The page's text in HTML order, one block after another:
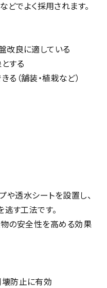
どでよく採用されます。
改良に適している
する
（舗装・植栽など）
透水シートを設置し、
す工法です。
の安全性を高める効果
防止に有効